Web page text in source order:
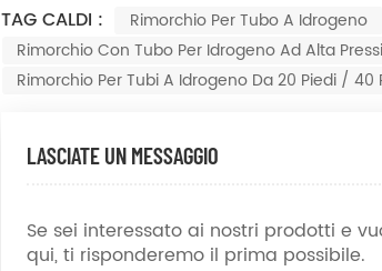
TAG CALDI : Rimorchio Per Tubo A Idrogeno
Rimorchio Con Tubo Per Idrogeno Ad Alta
Rimorchio Per Tubi A Idrogeno Da 20 Piedi / 40
LASCIATE UN MESSAGGIO
Se sei interessato ai nostri prodotti e
qui, ti risponderemo il prima possibile.